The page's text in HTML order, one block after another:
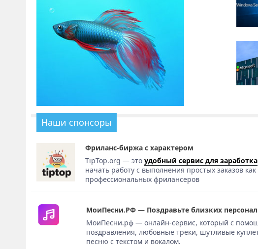
Наши спонсоры
Фриланс-биржа с характером
TipTop.org — этоудобный сервис для заработка
начать работу с выполнения простых заказов
профессиональных фрилансеров
МоиПесни.РФ — Поздравьте близких
МоиПесни.рф — онлайн-сервис, который с
поздравления, любовные треки, шутливые
песню с текстом и вокалом.